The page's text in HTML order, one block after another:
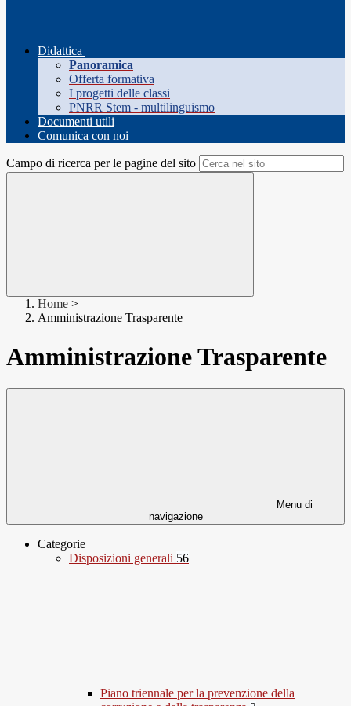
Didattica
Panoramica
Offerta formativa
I progetti delle classi
PNRR Stem - multilinguismo
Documenti utili
Comunica con noi
Campo di ricerca per le pagine del sito
Home >
Amministrazione Trasparente
Amministrazione Trasparente
Menu di
navigazione
Categorie
Disposizioni generali 56
Piano triennale per la prevenzione della